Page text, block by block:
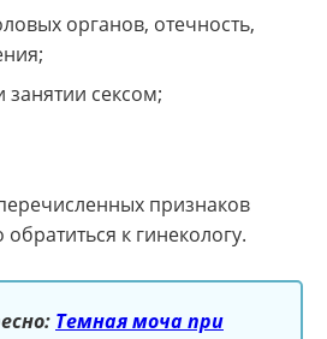
органов, отечность,
сексом;
признаков
к гинекологу.
Темная моча при